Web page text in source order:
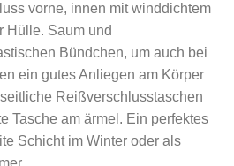
vorne, innen mit winddichtem
Hülle. Saum und
Bündchen, um auch bei
ein gutes Anliegen am Körper
Reißverschlusstaschen
Tasche am ärmel. Ein perfektes
Schicht im Winter oder als